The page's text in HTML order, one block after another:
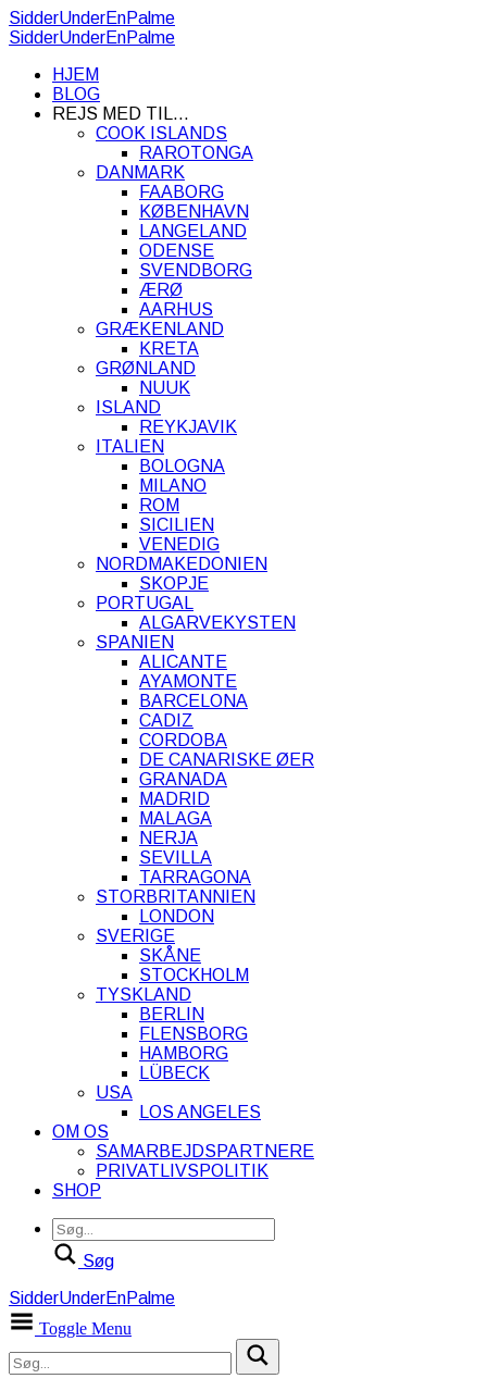
SidderUnderEnPalme
SidderUnderEnPalme
HJEM
BLOG
REJS MED TIL…
COOK ISLANDS
RAROTONGA
DANMARK
FAABORG
KØBENHAVN
LANGELAND
ODENSE
SVENDBORG
ÆRØ
AARHUS
GRÆKENLAND
KRETA
GRØNLAND
NUUK
ISLAND
REYKJAVIK
ITALIEN
BOLOGNA
MILANO
ROM
SICILIEN
VENEDIG
NORDMAKEDONIEN
SKOPJE
PORTUGAL
ALGARVEKYSTEN
SPANIEN
ALICANTE
AYAMONTE
BARCELONA
CADIZ
CORDOBA
DE CANARISKE ØER
GRANADA
MADRID
MALAGA
NERJA
SEVILLA
TARRAGONA
STORBRITANNIEN
LONDON
SVERIGE
SKÅNE
STOCKHOLM
TYSKLAND
BERLIN
FLENSBORG
HAMBORG
LÜBECK
USA
LOS ANGELES
OM OS
SAMARBEJDSPARTNERE
PRIVATLIVSPOLITIK
SHOP
Søg
SidderUnderEnPalme
Toggle Menu